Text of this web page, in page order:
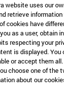
website uses our
retrieve information
cookies have
as a user, obtain
respecting your
is displayed.
or accept them
choose one of the
about our